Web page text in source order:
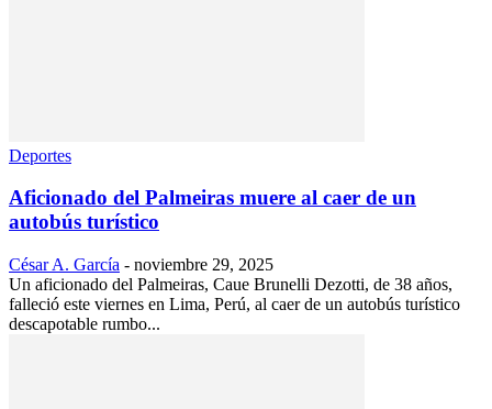
Deportes
Aficionado del Palmeiras muere al caer de un
autobús turístico
César A. García - noviembre 29, 2025
Un aficionado del Palmeiras, Caue Brunelli Dezotti, de 38 años,
falleció este viernes en Lima, Perú, al caer de un autobús turístico
descapotable rumbo...